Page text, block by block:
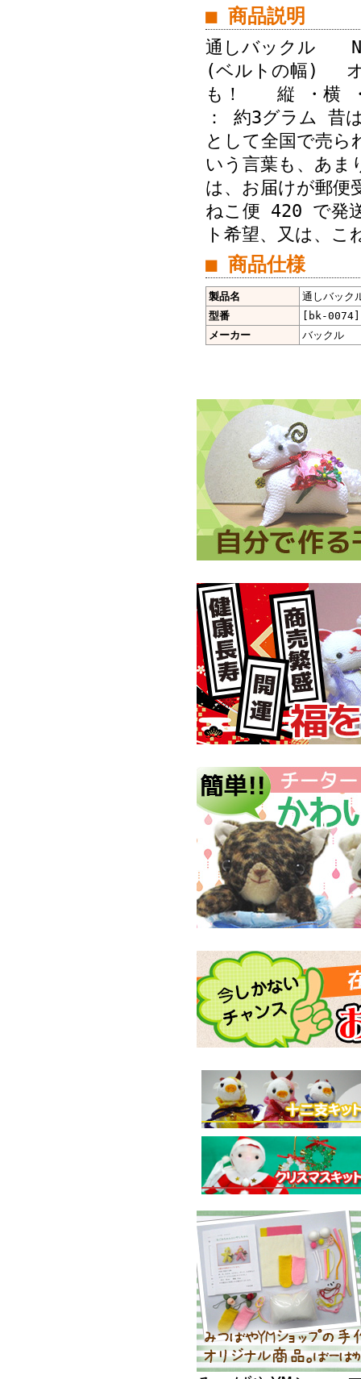
■ 商品説明
通しバックル
(ベルトの幅) オ
も！ 縦 ・横
： 約3グラム 昔
として全国で売
いう言葉も、
は、お届けが郵便
ねこ便 420 で発
ト希望、又は、
■ 商品仕様
製品名
通しバッ
型番
[bk-0074]
メーカー
バックル